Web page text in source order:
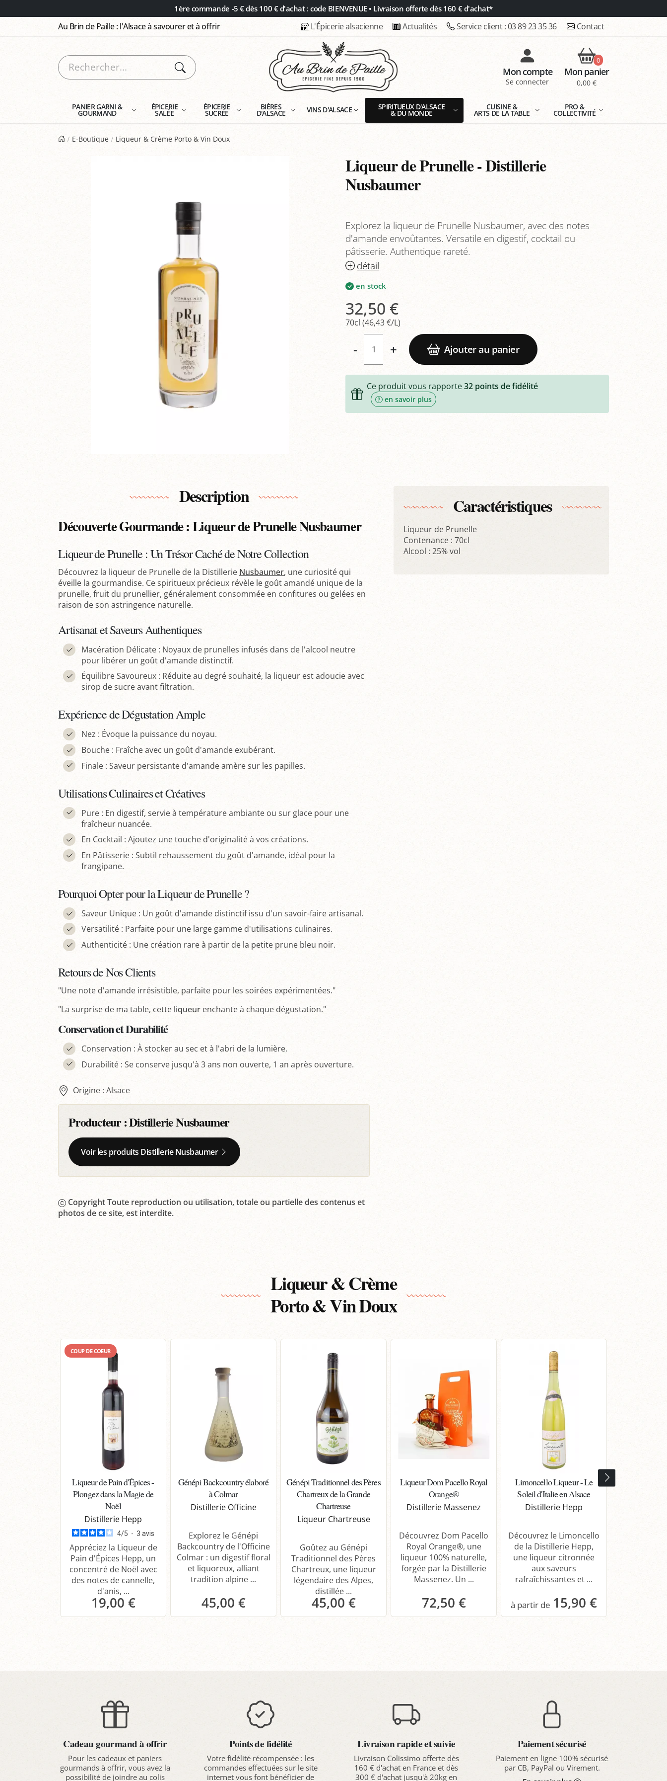
1ère commande -5 € dès 100 € d'achat : code BIENVENUE • Livraison offerte dès 160 € d'achat*
Au Brin de Paille : l'Alsace à savourer et à offrir L'Épicerie alsacienne Actualités Service client :03 89 23 35 36 Contact
Mon compte
Se connecter
0
Mon panier
0,00 €
PANIER GARNI &
GOURMAND
ÉPICERIE
SALÉE
ÉPICERIE
SUCRÉE
BIÈRES
D'ALSACE VINS D'ALSACE SPIRITUEUX D'ALSACE
& DU MONDE
CUISINE &
ARTS DE LA TABLE
PRO &
COLLECTIVITÉ
E-Boutique Liqueur & Crème Porto & Vin Doux
Liqueur de Prunelle - Distillerie
Nusbaumer
Explorez la liqueur de Prunelle Nusbaumer, avec des notes
d'amande envoûtantes. Versatile en digestif, cocktail ou
pâtisserie. Authentique rareté.
détail
en stock
32,50 €
70cl (46,43 €/L)
- + Ajouter au panier
Ce produit vous rapporte32 points de fidélité
en savoir plus
Description
Découverte Gourmande : Liqueur de Prunelle Nusbaumer
Liqueur de Prunelle : Un Trésor Caché de Notre Collection
Découvrez la liqueur de Prunelle de la Distillerie Nusbaumer, une curiosité qui
éveille la gourmandise. Ce spiritueux précieux révèle le goût amandé unique de la
prunelle, fruit du prunellier, généralement consommée en confitures ou gelées en
raison de son astringence naturelle.
Artisanat et Saveurs Authentiques
Macération Délicate : Noyaux de prunelles infusés dans de l'alcool neutre
pour libérer un goût d'amande distinctif.
Équilibre Savoureux : Réduite au degré souhaité, la liqueur est adoucie avec
sirop de sucre avant filtration.
Expérience de Dégustation Ample
Nez : Évoque la puissance du noyau.
Bouche : Fraîche avec un goût d'amande exubérant.
Finale : Saveur persistante d'amande amère sur les papilles.
Utilisations Culinaires et Créatives
Pure : En digestif, servie à température ambiante ou sur glace pour une
fraîcheur nuancée.
En Cocktail : Ajoutez une touche d'originalité à vos créations.
En Pâtisserie : Subtil rehaussement du goût d'amande, idéal pour la
frangipane.
Pourquoi Opter pour la Liqueur de Prunelle ?
Saveur Unique : Un goût d'amande distinctif issu d'un savoir-faire artisanal.
Versatilité : Parfaite pour une large gamme d'utilisations culinaires.
Authenticité : Une création rare à partir de la petite prune bleu noir.
Retours de Nos Clients
"Une note d'amande irrésistible, parfaite pour les soirées expérimentées."
"La surprise de ma table, cette liqueur enchante à chaque dégustation."
Conservation et Durabilité
Conservation : À stocker au sec et à l'abri de la lumière.
Durabilité : Se conserve jusqu'à 3 ans non ouverte, 1 an après ouverture.
Origine : Alsace
Producteur :Distillerie Nusbaumer
Voir les produits Distillerie Nusbaumer
Copyright Toute reproduction ou utilisation, totale ou partielle des contenus et
photos de ce site, est interdite.
Caractéristiques
Liqueur de Prunelle
Contenance : 70cl
Alcool : 25% vol
Liqueur & Crème
Porto & Vin Doux
COUP DE COEUR
Liqueur de Pain d'Épices -
Plongez dans la Magie de
Noël
Distillerie Hepp
4/5 - 3 avis
Appréciez la Liqueur de
Pain d'Épices Hepp, un
concentré de Noël avec
des notes de cannelle,
d'anis, ...
19,00 €
Génépi Backcountry élaboré
à Colmar
Distillerie Officine
Explorez le Génépi
Backcountry de l'Officine
Colmar : un digestif floral
et liquoreux, alliant
tradition alpine ...
45,00 €
Génépi Traditionnel des Pères
Chartreux de la Grande
Chartreuse
Liqueur Chartreuse
Goûtez au Génépi
Traditionnel des Pères
Chartreux, une liqueur
légendaire des Alpes,
distillée ...
45,00 €
Liqueur Dom Pacello Royal
Orange®
Distillerie Massenez
Découvrez Dom Pacello
Royal Orange®, une
liqueur 100% naturelle,
forgée par la Distillerie
Massenez. Un ...
72,50 €
Limoncello Liqueur - Le
Soleil d'Italie en Alsace
Distillerie Hepp
Découvrez le Limoncello
de la Distillerie Hepp,
une liqueur citronnée
aux saveurs
rafraîchissantes et ...
15,90 €
Cadeau gourmand à offrir
Pour les cadeaux et paniers
gourmands à offrir, vous avez la
possibilité de joindre au colis
Points de fidélité
Votre fidélité récompensée : les
commandes effectuées sur le site
internet vous font bénéficier de
Livraison rapide et suivie
Livraison Colissimo offerte dès
160 € d'achat en France et dès
300 € d'achat jusqu'à 20kg en
Paiement sécurisé
Paiement en ligne 100% sécurisé
par CB, PayPal ou Virement.